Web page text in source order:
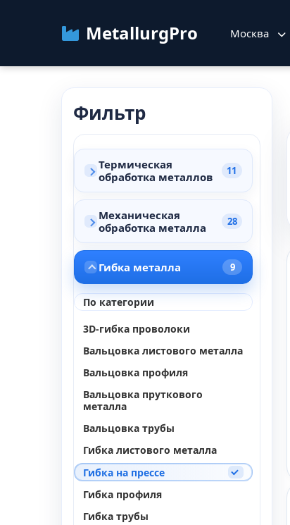
MetallurgPro Москва
Фильтр
Термическая
обработка металлов
11
Механическая
обработка металла
28
Гибка металла 9
По категории
3D-гибка проволоки
Вальцовка листового металла
Вальцовка профиля
Вальцовка пруткового
металла
Вальцовка трубы
Гибка листового металла
Гибка на прессе
Гибка профиля
Гибка трубы